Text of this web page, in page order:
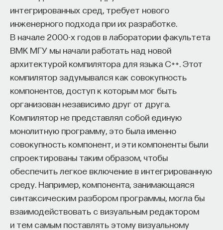
интегрированных сред, требует нового
инженерного подхода при их разработке.
В начале 2000-х годов в лаборатории факультета
ВМК МГУ мы начали работать над новой
архитектурой компилятора для языка C++. Этот
компилятор задумывался как совокупность
компонентов, доступ к которым мог быть
организован независимо друг от друга.
Компилятор не представлял собой единую
монолитную программу, это была именно
совокупность компонент, и эти компоненты были
спроектированы таким образом, чтобы
обеспечить легкое включение в интегрированную
среду. Например, компонента, занимающаяся
синтаксическим разбором программы, могла бы
взаимодействовать с визуальным редактором
и тем самым поставлять этому визуальному
везде, с ней надо учиться работать. И это нам
такой маячок, что нужно разбираться с цифровой
грамотностью как с некоторым приглашением
к нарушению представления о том, что такое
пользование вообще, и к наращиванию качества
собственного взаимодействия с цифрой. Потому
что мы уже давно не просто пользователи,
а производители: мы постоянно пишем в блоги,
транслируя свою авторскую позицию вовне,
мы постоянно постим картиночки, показывая, как
мы видим мир своими глазами, существует
конструктор сайтов, который позволяет
практически каждому специалисту создать для
самого себя рабочее пространство. И это все
фактически доказывает: да, мы живем в цифре,
работаем с цифрой, нам нужно понимать, что это
такое.